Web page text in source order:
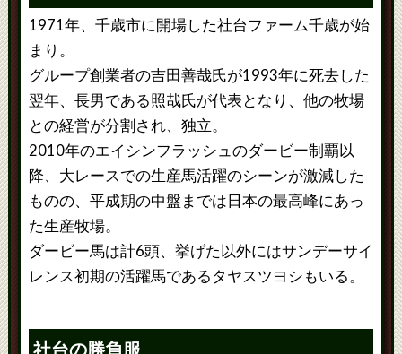
1971年、千歳市に開場した社台ファーム千歳が始
まり。
グループ創業者の吉田善哉氏が1993年に死去した
翌年、長男である照哉氏が代表となり、他の牧場
との経営が分割され、独立。
2010年のエイシンフラッシュのダービー制覇以
降、大レースでの生産馬活躍のシーンが激減した
ものの、平成期の中盤までは日本の最高峰にあっ
た生産牧場。
ダービー馬は計6頭、挙げた以外にはサンデーサイ
レンス初期の活躍馬であるタヤスツヨシもいる。
社台の勝負服